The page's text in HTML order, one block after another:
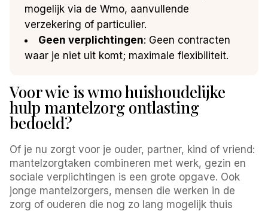
mogelijk via de Wmo, aanvullende
verzekering of particulier.
Geen verplichtingen: Geen contracten
waar je niet uit komt; maximale flexibiliteit.
Voor wie is wmo huishoudelijke
hulp mantelzorg ontlasting
bedoeld?
Of je nu zorgt voor je ouder, partner, kind of vriend:
mantelzorgtaken combineren met werk, gezin en
sociale verplichtingen is een grote opgave. Ook
jonge mantelzorgers, mensen die werken in de
zorg of ouderen die nog zo lang mogelijk thuis